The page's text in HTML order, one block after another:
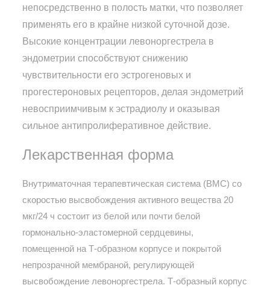
непосредственно в полость матки, что позволяет
применять его в крайне низкой суточной дозе.
Высокие концентрации левоноргестрела в
эндометрии способствуют снижению
чувствительности его эстрогеновых и
прогестероновых рецепторов, делая эндометрий
невосприимчивым к эстрадиолу и оказывая
сильное антипролиферативное действие.
Лекарственная форма
Внутриматочная терапевтическая система (ВМС) со
скоростью высвобождения активного вещества 20
мкг/24 ч состоит из белой или почти белой
гормонально-эластомерной сердцевины,
помещенной на Т-образном корпусе и покрытой
непрозрачной мембраной, регулирующей
высвобождение левоноргестрела. Т-образный корпус